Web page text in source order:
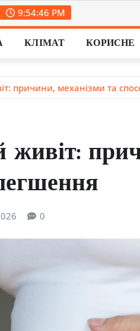
9:54:47 PM
КЛІМАТ КОРИСНЕ
причини, механізми та
живіт:
0